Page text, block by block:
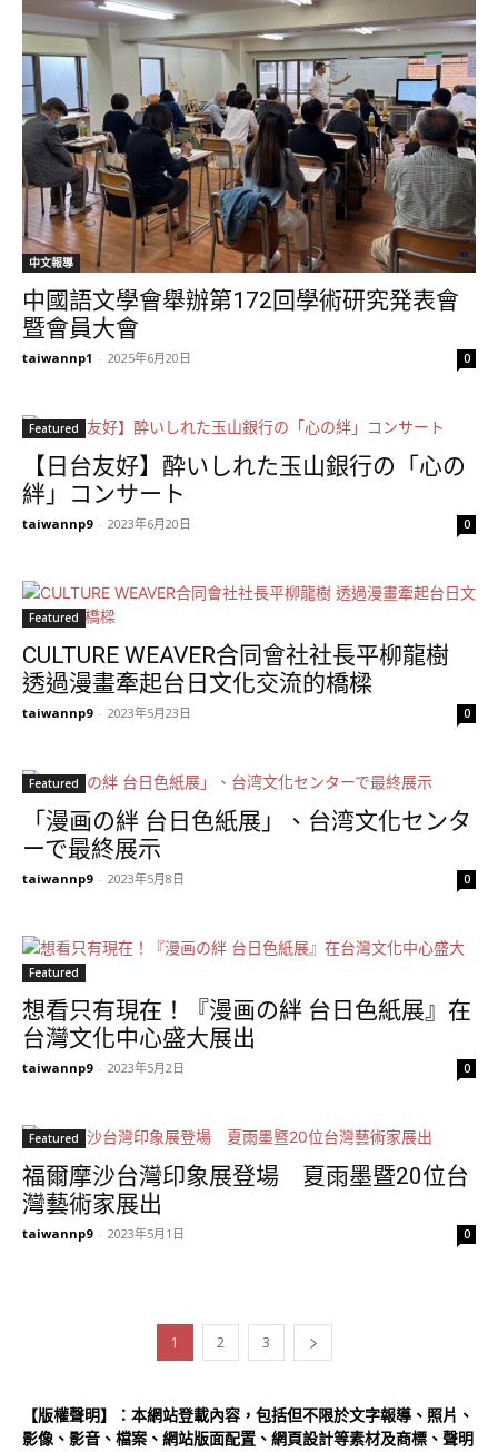
中文報導
中國語文學會舉辦第172回學術研究発表會
暨會員大會
taiwannp1 - 2025年6月20日 0
Featured
【日台友好】酔いしれた玉山銀行の「心の
絆」コンサート
taiwannp9 - 2023年6月20日 0
Featured
CULTURE WEAVER合同會社社長平柳龍樹
透過漫畫牽起台日文化交流的橋樑
taiwannp9 - 2023年5月23日 0
Featured
「漫画の絆 台日色紙展」、台湾文化センタ
ーで最終展示
taiwannp9 - 2023年5月8日 0
Featured
想看只有現在！『漫画の絆 台日色紙展』在
台灣文化中心盛大展出
taiwannp9 - 2023年5月2日 0
Featured
福爾摩沙台灣印象展登場 夏雨墨暨20位台
灣藝術家展出
taiwannp9 - 2023年5月1日 0
1 2 3
【版權聲明】：本網站登載內容，包括但不限於文字報導、照片、
影像、影音、檔案、網站版面配置、網頁設計等素材及商標、聲明